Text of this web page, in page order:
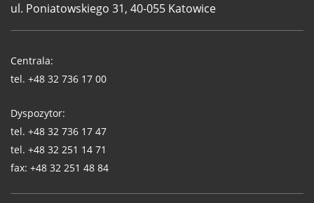
ul. Poniatowskiego 31, 40-055 Katowice
WUG
Centrala:
tel. +48 32 736 17 00
Dyspozytor:
tel. +48 32 736 17 47
tel. +48 32 251 14 71
fax: +48 32 251 48 84